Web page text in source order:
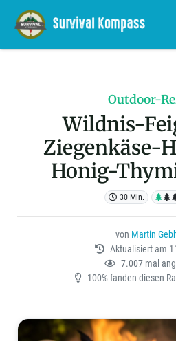
Outdoor-
Wildnis-
Ziegenkäse-
Honig-
30 Min.
von Martin
Aktualisiert am
7.007 mal
100% fanden diesen